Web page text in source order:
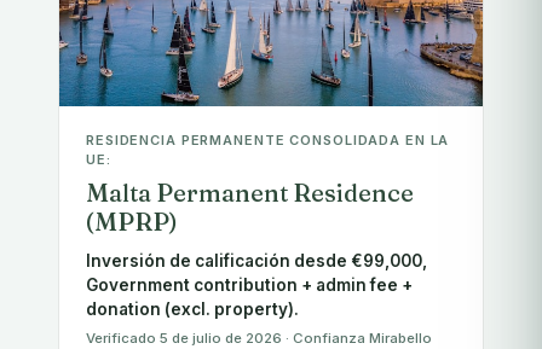
RESIDENCIA PERMANENTE CONSOLIDADA EN LA
UE:
Malta Permanent Residence
(MPRP)
Inversión de calificación desde €99,000,
Government contribution + admin fee +
donation (excl. property).
Verificado 5 de julio de 2026 · Confianza Mirabello